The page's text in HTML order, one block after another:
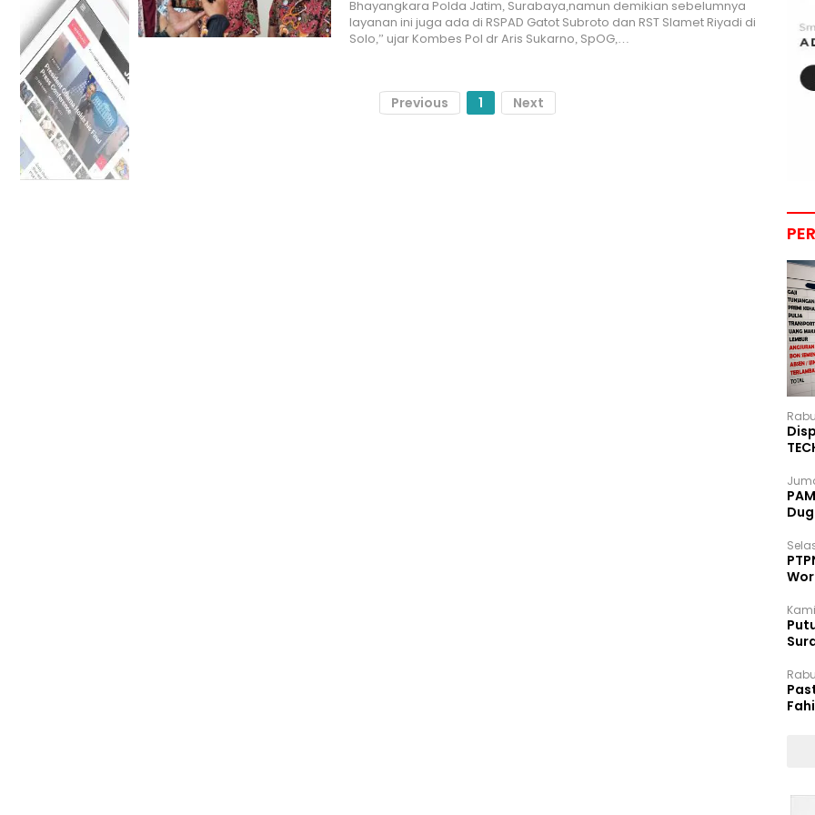
Bhayangkara Polda Jatim, Surabaya,namun demikian sebelumnya
layanan ini juga ada di RSPAD Gatot Subroto dan RST Slamet Riyadi di
Solo,” ujar Kombes Pol dr Aris Sukarno, SpOG,…
Previous 1 Next